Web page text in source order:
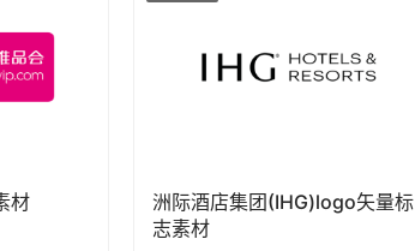
材
洲际酒店集团(IHG)logo矢量标
志素材